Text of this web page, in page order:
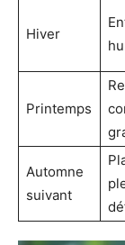
Hiver
Printemps
Automne
suivant